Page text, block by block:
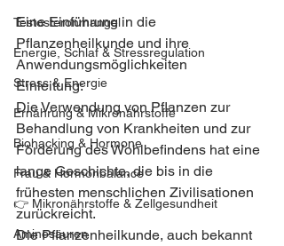
Testosteronmangel
Energie, Schlaf & Stressregulation
Stress & Energie
Ernährung & Mikronährstoffe
Biohacking & Hormone
Frau & Hormonbalance
👉 Mikronährstoffe & Zellgesundheit
Aminosäuren
Eine Einführung in die
Pflanzenheilkunde und ihre
Anwendungsmöglichkeiten
Einleitung:
Die Verwendung von Pflanzen zur
Behandlung von Krankheiten und zur
Förderung des Wohlbefindens hat eine
lange Geschichte, die bis in die
frühesten menschlichen Zivilisationen
zurückreicht.
Die Pflanzenheilkunde, auch bekannt